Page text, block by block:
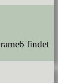
findet